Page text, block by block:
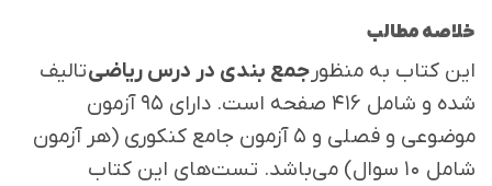
خلاصه مطالب
این کتاب به منظورجمع بندی در درس ریاضیتالیف
شده و شامل ۴۱۶ صفحه است. دارای ۹۵ آزمون
موضوعی و فصلی و ۵ آزمون جامع کنکوری (هر آزمون
شامل ۱۰ سوال) می‌باشد. تست‌های این کتاب